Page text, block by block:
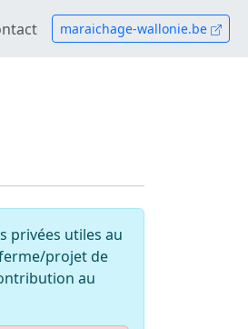
maraichage-wallonie.be
privées utiles au
projet de
au